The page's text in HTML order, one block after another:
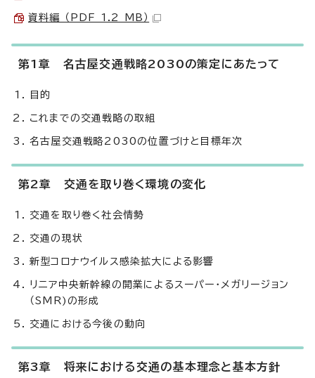
資料編 （PDF 1.2 MB）
第1章 名古屋交通戦略2030の策定にあたって
目的
これまでの交通戦略の取組
名古屋交通戦略2030の位置づけと目標年次
第2章 交通を取り巻く環境の変化
交通を取り巻く社会情勢
交通の現状
新型コロナウイルス感染拡大による影響
リニア中央新幹線の開業によるスーパー・メガリージョン
（SMR)の形成
交通における今後の動向
第3章 将来における交通の基本理念と基本方針